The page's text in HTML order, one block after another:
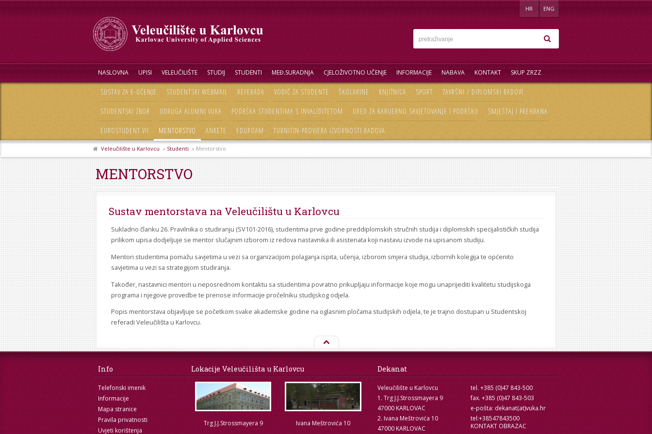
HR ENG
NASLOVNA UPISI VELEUČILIŠTE STUDIJ STUDENTI MEĐ.SURADNJA CJELOŽIVOTNO UČENJE INFORMACIJE NABAVA KONTAKT SKUP ZRZZ
SUSTAV ZA E-UČENJE STUDENTSKI WEBMAIL REFERADA VODIČ ZA STUDENTE ŠKOLARINE KNJIŽNICA SPORT ZAVRŠNI / DIPLOMSKI RADOVI
STUDENTSKI ZBOR UDRUGA ALUMNI VUKA PODRŠKA STUDENTIMA S INVALIDITETOM URED ZA KARIJERNO SAVJETOVANJE I PODRŠKU SMJEŠTAJ I PREHRANA
EUROSTUDENT VII MENTORSTVO ANKETE EDUROAM TURNITIN-PROVJERA IZVORNOSTI RADOVA
Veleučilište u Karlovcu » Studenti » Mentorstvo
MENTORSTVO
Sustav mentorstava na Veleučilištu u Karlovcu
Sukladno članku 26. Pravilnika o studiranju (SV101-2016), studentima prve godine preddiplomskih stručnih studija i diplomskih specijalističkih studija
prilikom upisa dodjeljuje se mentor slučajnim izborom iz redova nastavnika ili asistenata koji nastavu izvode na upisanom studiju.
Mentori studentima pomažu savjetima u vezi sa organizacijom polaganja ispita, učenja, izborom smjera studija, izbornih kolegija te općenito
savjetima u vezi sa strategijom studiranja.
Također, nastavnici mentori u neposrednom kontaktu sa studentima povratno prikupljaju informacije koje mogu unaprijediti kvalitetu studijskoga
programa i njegove provedbe te prenose informacije pročelniku studijskog odjela.
Popis mentorstava objavljuje se početkom svake akademske godine na oglasnim pločama studijskih odjela, te je trajno dostupan u Studentskoj
referadi Veleučilišta u Karlovcu.
Info
Telefonski imenik
Informacije
Mapa stranice
Pravila privatnosti
Uvjeti korištenja
Lokacije Veleučilišta u Karlovcu
Trg J.J.Strossmayera 9 Ivana Meštrovića 10
Dekanat
Veleučilište u Karlovcu
1. Trg J.J.Strossmayera 9
47000 KARLOVAC
2. Ivana Meštrovića 10
47000 KARLOVAC
tel. +385 (0)47 843-500
fax. +385 (0)47 843-503
e-pošta: dekanat(at)vuka.hr
tel:+38547843500
KONTAKT OBRAZAC